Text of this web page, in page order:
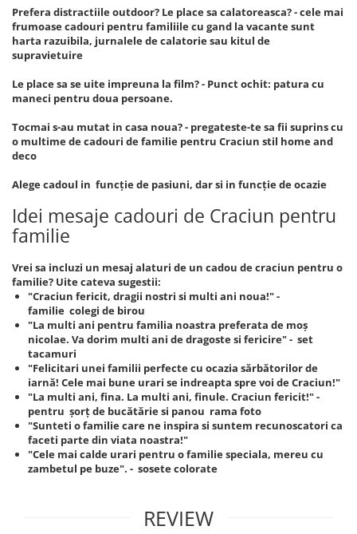
Prefera distractiile outdoor? Le place sa calatoreasca? - cele mai
frumoase cadouri pentru familiile cu gand la vacante sunt
harta razuibila, jurnalele de calatorie sau kitul de
supravietuire
Le place sa se uite impreuna la film? - Punct ochit: patura cu
maneci pentru doua persoane.
Tocmai s-au mutat in casa noua? - pregateste-te sa fii suprins cu
o multime de cadouri de familie pentru Craciun stil home and
deco
Alege cadoul in funcție de pasiuni, dar si in funcție de ocazie
Idei mesaje cadouri de Craciun pentru
familie
Vrei sa incluzi un mesaj alaturi de un cadou de craciun pentru o
familie? Uite cateva sugestii:
"Craciun fericit, dragii nostri si multi ani noua!" -
familie colegi de birou
"La multi ani pentru familia noastra preferata de moș
nicolae. Va dorim multi ani de dragoste si fericire" - set
tacamuri
"Felicitari unei familii perfecte cu ocazia sărbătorilor de
iarnă! Cele mai bune urari se indreapta spre voi de Craciun!"
"La multi ani, fina. La multi ani, finule. Craciun fericit!" -
pentru șorț de bucătărie si panou rama foto
"Sunteti o familie care ne inspira si suntem recunoscatori ca
faceti parte din viata noastra!"
"Cele mai calde urari pentru o familie speciala, mereu cu
zambetul pe buze". - sosete colorate
REVIEW